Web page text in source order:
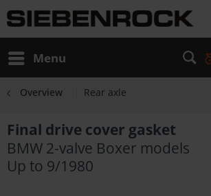
Menu
Overview Rear axle
Final drive cover gasket
BMW 2-valve Boxer models
Up to 9/1980